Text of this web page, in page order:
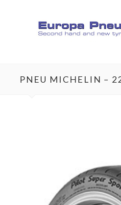
PNEU MICHELIN –